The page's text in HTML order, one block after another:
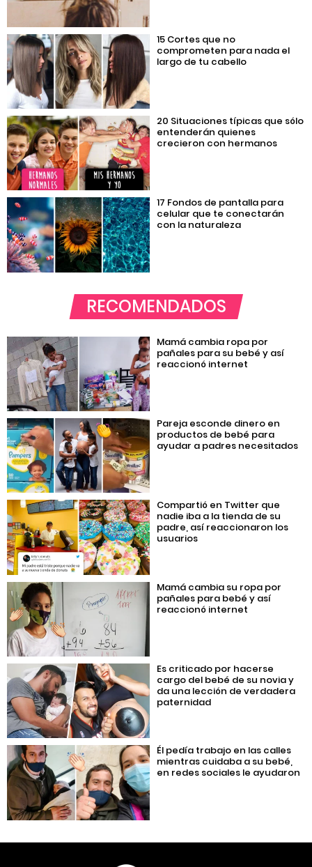
15 Cortes que no
comprometen para nada el
largo de tu cabello
20 Situaciones típicas que sólo
entenderán quienes
crecieron con hermanos
17 Fondos de pantalla para
celular que te conectarán
con la naturaleza
RECOMENDADOS
Mamá cambia ropa por
pañales para su bebé y así
reaccionó internet
Pareja esconde dinero en
productos de bebé para
ayudar a padres necesitados
Compartió en Twitter que
nadie iba a la tienda de su
padre, así reaccionaron los
usuarios
Mamá cambia su ropa por
pañales para bebé y así
reaccionó internet
Es criticado por hacerse
cargo del bebé de su novia y
da una lección de verdadera
paternidad
Él pedía trabajo en las calles
mientras cuidaba a su bebé,
en redes sociales le ayudaron